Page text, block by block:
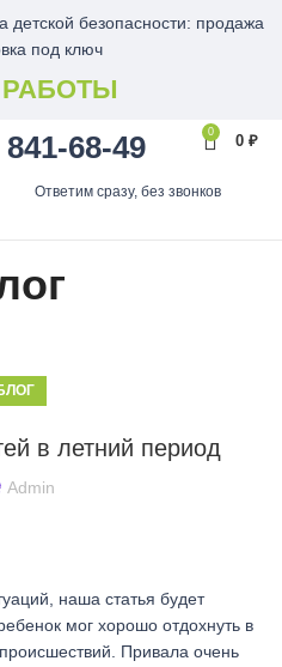
детской безопасности: продажа
под ключ
68-49 0
0 ₽
Ответим сразу, без звонков
в летний период
Admin
наша статья будет
мог хорошо отдохнуть в
Привала очень